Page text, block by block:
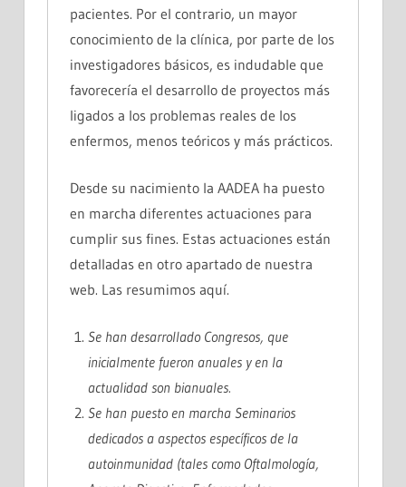
pacientes. Por el contrario, un mayor
conocimiento de la clínica, por parte de los
investigadores básicos, es indudable que
favorecería el desarrollo de proyectos más
ligados a los problemas reales de los
enfermos, menos teóricos y más prácticos.
Desde su nacimiento la AADEA ha puesto
en marcha diferentes actuaciones para
cumplir sus fines. Estas actuaciones están
detalladas en otro apartado de nuestra
web. Las resumimos aquí.
Se han desarrollado Congresos, que
inicialmente fueron anuales y en la
actualidad son bianuales.
Se han puesto en marcha Seminarios
dedicados a aspectos específicos de la
autoinmunidad (tales como Oftalmología,